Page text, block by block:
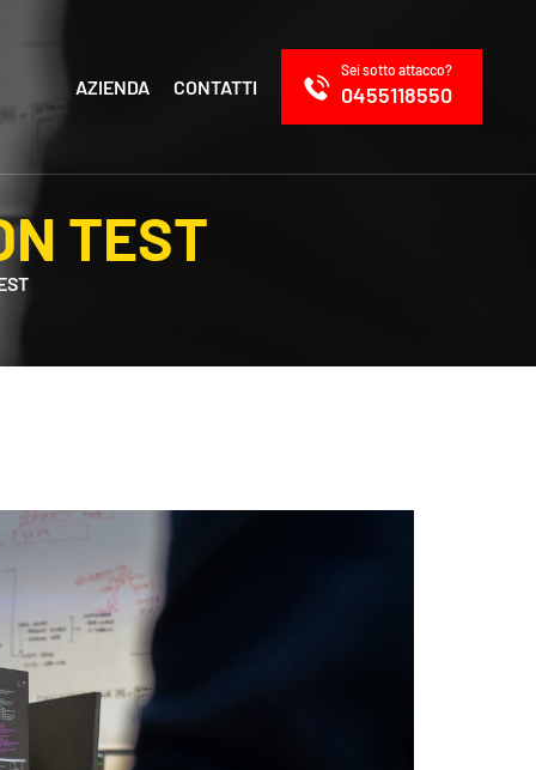
AZIENDA CONTATTI
Sei sotto attacco?
0455118550
TEST